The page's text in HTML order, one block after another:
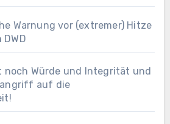
Warnung vor (extremer) Hitze
noch Würde und Integrität und
auf die